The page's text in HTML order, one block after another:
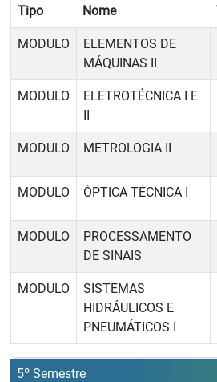
Tipo Nome
MODULO
ELEMENTOS DE
MÁQUINAS II
MODULO
ELETROTÉCNICA I E
II
MODULO METROLOGIA II
MODULO ÓPTICA TÉCNICA I
MODULO
PROCESSAMENTO
DE SINAIS
MODULO
SISTEMAS
HIDRÁULICOS E
PNEUMÁTICOS I
5º Semestre